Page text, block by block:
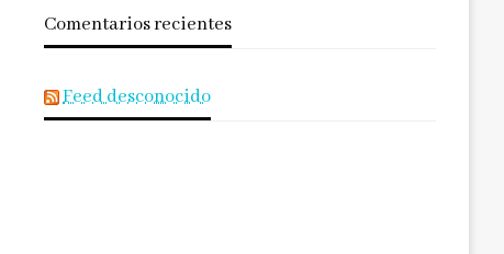
Comentarios recientes
Feed desconocido